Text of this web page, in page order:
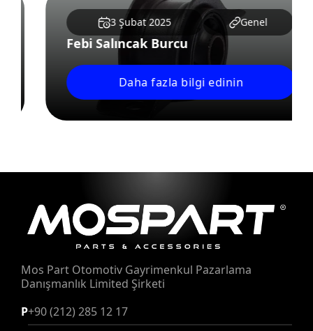
3 Şubat 2025 Genel
Febi Salıncak Burcu
Daha fazla bilgi edinin
Mos Part Otomotiv Gayrimenkul Pazarlama
Danışmanlık Limited Şirketi
P+90 (212) 285 12 17